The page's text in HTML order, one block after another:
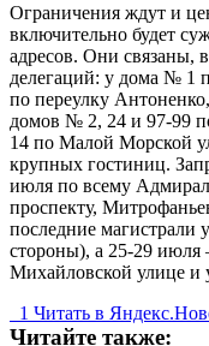
Ограничения ждут и
включительно будет
адресов. Они связаны,
делегаций: у дома № 1
по переулку
домов № 2, 24 и 97-99
14 по Малой Морской
крупных гостиниц.
июля по всему
проспекту,
последние магистрали
стороны), а 25-29 июля
Михайловской улице и
1 Читать в Я
Читайте также: